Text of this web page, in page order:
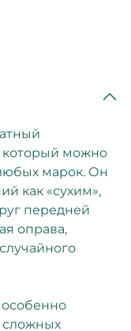
который можно
марок. Он
как «сухим»,
передней
оправа,
сложных